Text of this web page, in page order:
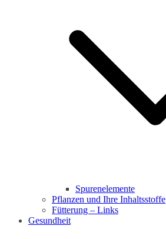
Spurenelemente
Pflanzen und Ihre Inhaltsstoffe
Fütterung – Links
Gesundheit